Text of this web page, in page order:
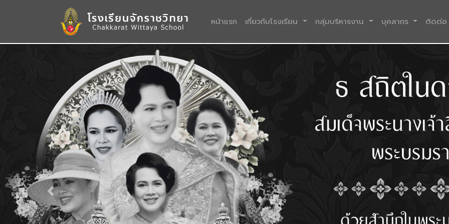
หน้าแรก (current)
เกี่ยวกับโรงเรียน กลุ่มบริหารงาน บุคลากร ติดต่อ
Previous